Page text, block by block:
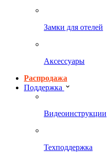
Замки для отелей
Аксессуары
Распродажа
Поддержка
Видеоинструкции
Техподдержка